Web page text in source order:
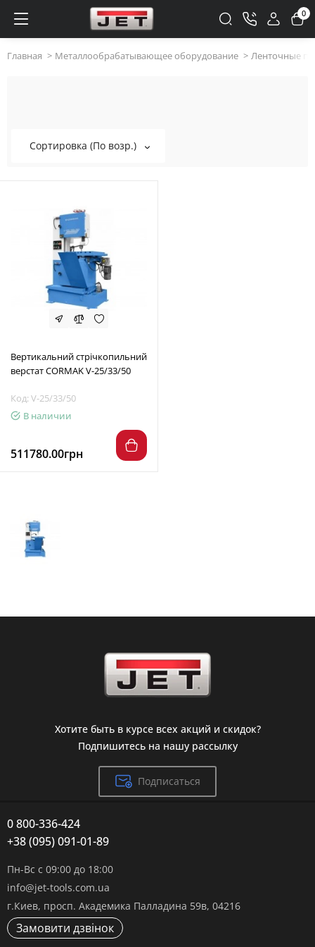
0
Главная Металлообрабатывающее оборудование Ленточные
Сортировка (По возр.)
Вертикальний стрічкопильний
верстат CORMAK V-25/33/50
Код: V-25/33/50
В наличии
511780.00грн
Хотите быть в курсе всех акций и скидок?
Подпишитесь на нашу рассылку
Подписаться
0 800-336-424
+38 (095) 091-01-89
Пн-Вс с 09:00 до 18:00
info@jet-tools.com.ua
г.Киев, просп. Академика Палладина 59в, 04216
Замовити дзвінок